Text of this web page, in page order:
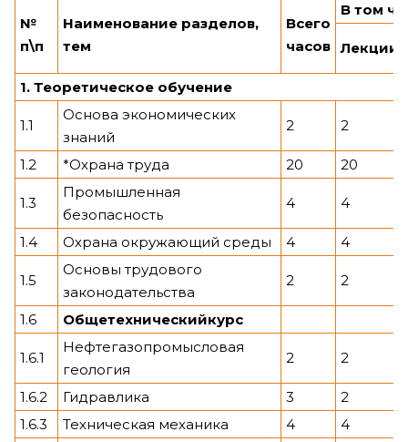
№
п\п
Наименование разделов,
тем
Всего
часов
В том
Лекции
1. Теоретическое обучение
1.1
Основа экономических
знаний
2 2
1.2 *Охрана труда 20 20
1.3
Промышленная
безопасность
4 4
1.4 Охрана окружающий среды 4 4
1.5
Основы трудового
законодательства
2 2
1.6 Общетехническийкурс
1.6.1
Нефтегазопромысловая
геология
2 2
1.6.2 Гидравлика 3
2
1.6.3
Техническая механика 4 4